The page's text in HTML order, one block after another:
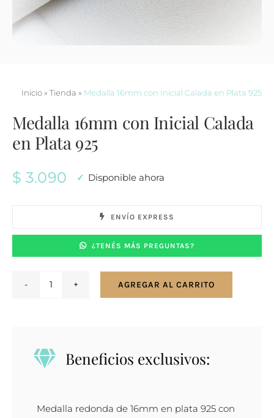
Contacto
Inicio» Tienda » Medalla 16mm con Inicial Calada en Plata 925
Medalla 16mm con Inicial Calada
en Plata 925
$ 3.090 Disponible ahora
ENVÍO EXPRESS
¿TENÉS MÁS PREGUNTAS?
Calada
925
AGREGAR AL CARRITO
Beneficios exclusivos:
Medalla redonda de 16mm en plata 925 con